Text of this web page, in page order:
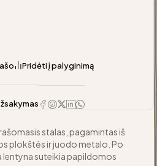
Pridėti į palyginimą
stalas, pagamintas iš
plokštės ir juodo metalo. Po
lentyna suteikia papildomos